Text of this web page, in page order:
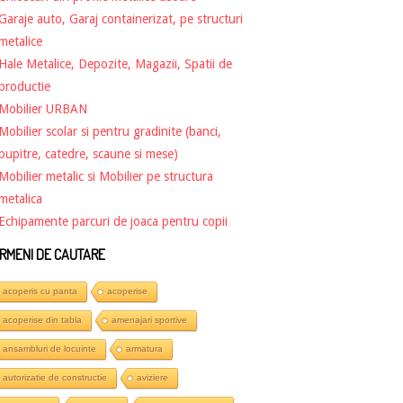
auto, Garaj containerizat, pe structuri
Metalice, Depozite, Magazii, Spatii de
URBAN
scolar si pentru gradinite (banci,
catedre, scaune si mese)
metalic si Mobilier pe structura
parcuri de joaca pentru copii
DE CAUTARE
acoperis cu panta acoperise
acoperise din tabla amenajari sportive
ansambluri de locuinte armatura
autorizatie de constructie aviziere